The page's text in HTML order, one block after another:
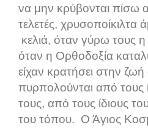
να μην κρύβονται πίσω
τελετές,
κελιά, όταν γύρω τους η
όταν η Ορθοδοξία
είχαν κρατήσει στην
πυρπολούνται από τους
τους, από τους ίδιους
του τόπου. Ο Άγιος